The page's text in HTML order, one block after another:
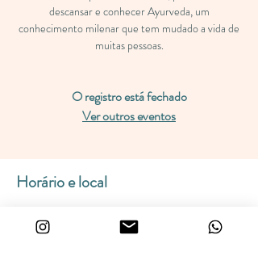
descansar e conhecer Ayurveda, um
conhecimento milenar que tem mudado a vida de
muitas pessoas.
O registro está fechado
Ver outros eventos
Horário e local
2022, 17:00 BRT